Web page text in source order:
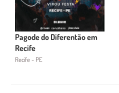
Pagode do Diferentão em
Recife
Recife - PE